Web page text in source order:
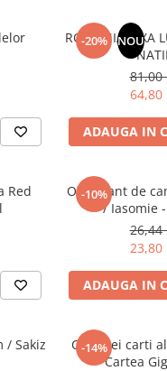
-20% NOU
ROMANIA, AXA
81,00
64,80
ADAUGA IN
Red
-10%
Odorizant de
/ Iasomie
26,44
23,80
ADAUGA IN
/ Sakiz
-14%
Cele trei carti
Cartea